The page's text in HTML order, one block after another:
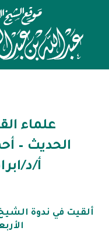
علماء
الحديث –
أ/د/
ألقيت في ندوة الشيخ
الأربعاء